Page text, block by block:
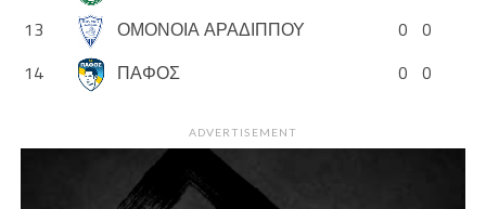
13
ΟΜΟΝΟΙΑ ΑΡΑΔΙΠΠΟΥ 0 0
14
ΠΑΦΟΣ 0 0
ADVERTISEMENT